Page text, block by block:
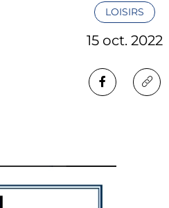
LOISIRS
15 oct. 2022